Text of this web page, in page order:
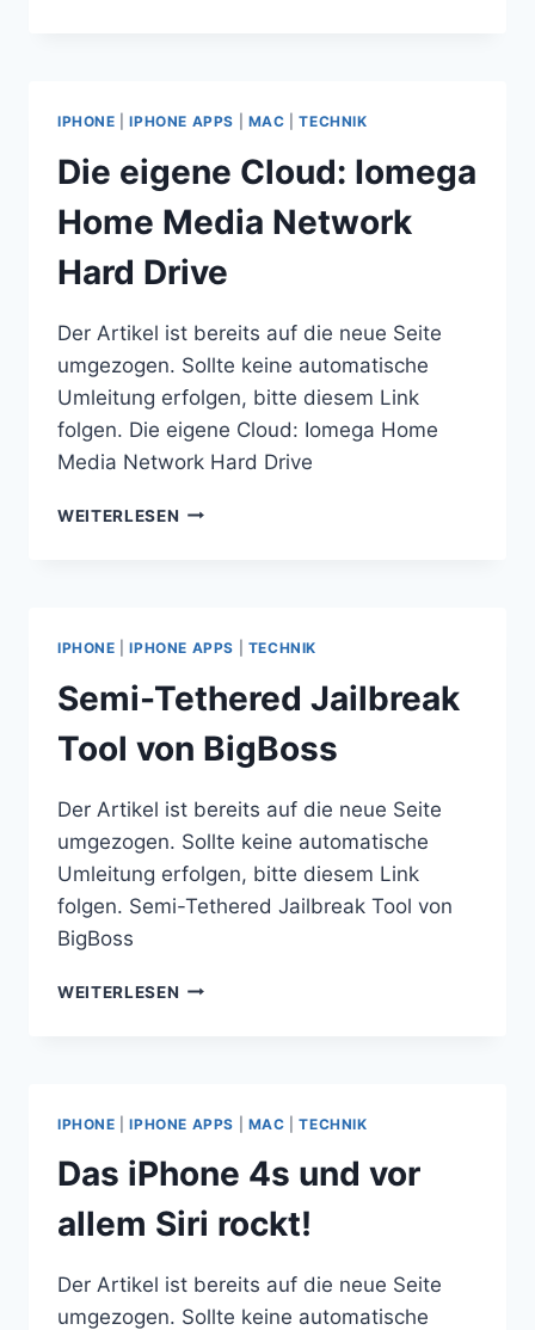
IPHONE |IPHONE APPS MAC |TECHNIK
Die eigene Cloud: Iomega
Home Media Network
Hard Drive
Der Artikel ist bereits auf die neue Seite
umgezogen. Sollte keine automatische
Umleitung erfolgen, bitte diesem Link
folgen. Die eigene Cloud: Iomega Home
Media Network Hard Drive
WEITERLESEN DIE
NETWORK
HARD
DRIVE
IPHONE |IPHONE APPS TECHNIK
Semi-Tethered Jailbreak
Tool von BigBoss
Der Artikel ist bereits auf die neue Seite
umgezogen. Sollte keine automatische
Umleitung erfolgen, bitte diesem Link
folgen. Semi-Tethered Jailbreak Tool von
BigBoss
WEITERLESEN SEMI-
BIGBOSS
IPHONE |IPHONE APPS MAC |TECHNIK
Das iPhone 4s und vor
allem Siri rockt!
Der Artikel ist bereits auf die neue Seite
umgezogen. Sollte keine automatische